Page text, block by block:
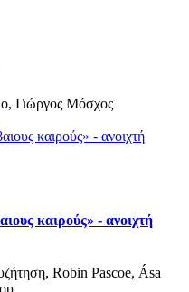
Γιώργος Μόσχος
καιρούς» - ανοιχτή
Robin Pascoe, Ása